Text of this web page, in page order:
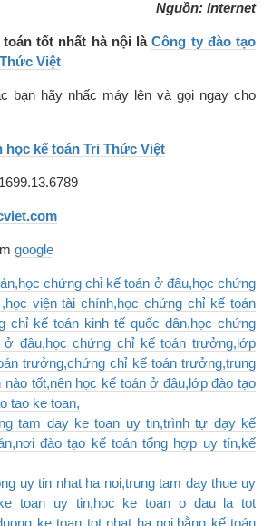
Nguồn: Internet
toán tốt nhất hà nội làCông ty đào tạo
Việt
bạn hãy nhấc máy lên và gọi ngay cho
học kế toán Tri Thức Việt
google
chứng chỉ kế toán ở đâu,học chứng
viện tài chính,học chứng chỉ kế toán
chỉ kế toán kinh tế quốc dân,học chứng
đâu,học chứng chỉ kế toán trưởng,lớp
trưởng,chứng chỉ kế toán trưởng,trung
nào tốt,nên học kế toán ở đâu,lớp đào tạo
tao ke toan,
tam day ke toan uy tin,trình tự dạy kế
đào tạo kế toán tổng hợp uy tín,kế
uy tin nhat ha noi,trung tam day thue uy
toan uy tin,hoc ke toan o dau la tot
ke toan tot nhat ha noi,bằng kế toán